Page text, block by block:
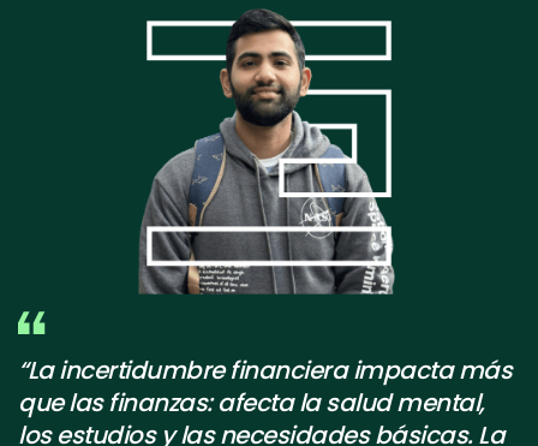
“La incertidumbre financiera impacta más
que las finanzas: afecta la salud mental,
los estudios y las necesidades básicas. La